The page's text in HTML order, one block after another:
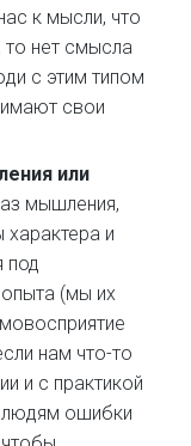
к мысли, что
то нет смысла
с этим типом
свои
или
мышления,
и
под
(мы их
нам что-то
и с практикой
ошибки